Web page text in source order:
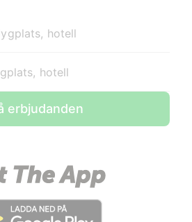
hotell
hotell
erbjudanden